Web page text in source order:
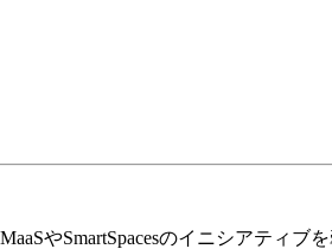
やSmartSpacesのイニシアティブ